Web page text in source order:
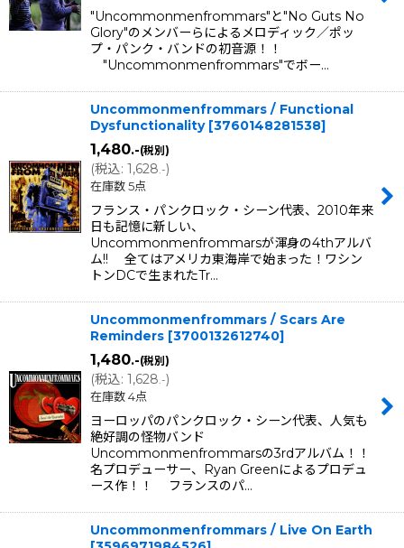
"Uncommonmenfrommars"と"No Guts No
Glory"のメンバーらによるメロディック／ポッ
プ・パンク・バンドの初音源！！
"Uncommonmenfrommars"でボー…
Uncommonmenfrommars / Functional
Dysfunctionality [3760148281538]
1,480.-(税別)
(税込: 1,628 .-)
在庫数 5点
フランス・パンクロック・シーン代表、2010年来
日も記憶に新しい、
Uncommonmenfrommarsが渾身の4thアルバ
ム!! 全てはアメリカ東海岸で始まった！ワシン
トンDCで生まれたTr…
Uncommonmenfrommars / Scars Are
Reminders [3700132612740]
1,480.-(税別)
(税込: 1,628 .-)
在庫数 4点
ヨーロッパのパンクロック・シーン代表、人気も
絶好調の怪物バンド
Uncommonmenfrommarsの3rdアルバム！！
名プロデューサー、Ryan Greenによるプロデュ
ース作！！ フランスのパ…
Uncommonmenfrommars / Live On Earth